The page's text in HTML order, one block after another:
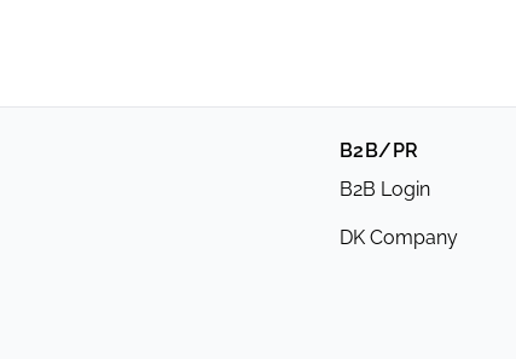
B2B/PR
B2B Login
DK Company